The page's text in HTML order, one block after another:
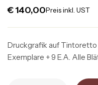
€140,00Preis inkl. UST
Druckgrafik auf
Exemplare + 9 E.A. Alle